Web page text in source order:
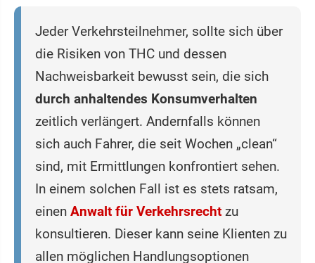
Jeder Verkehrsteilnehmer, sollte sich über
die Risiken von THC und dessen
Nachweisbarkeit bewusst sein, die sich
durch anhaltendes Konsumverhalten
zeitlich verlängert. Andernfalls können
sich auch Fahrer, die seit Wochen „clean“
sind, mit Ermittlungen konfrontiert sehen.
In einem solchen Fall ist es stets ratsam,
einen Anwalt für Verkehrsrecht zu
konsultieren. Dieser kann seine Klienten zu
allen möglichen Handlungsoptionen